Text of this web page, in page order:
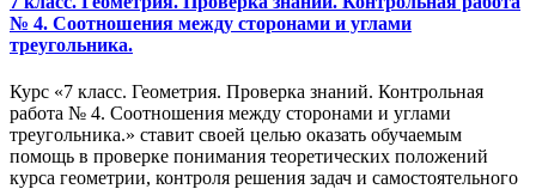
№ 4. Соотношения между сторонами и углами
треугольника.
Курс «7 класс. Геометрия. Проверка знаний. Контрольная
работа № 4. Соотношения между сторонами и углами
треугольника.» ставит своей целью оказать обучаемым
помощь в проверке понимания теоретических положений
курса геометрии, контроля решения задач и самостоятельного